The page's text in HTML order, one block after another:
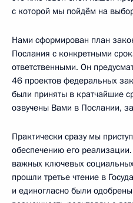
с которой мы пойдём на
Нами сформирован план
Послания с конкретными
ответственными. Он
46 проектов федеральных
были приняты в кратчайшие
озвучены Вами в Послании,
Практически сразу мы
обеспечению его
важных ключевых
прошли третье чтение в
и единогласно были